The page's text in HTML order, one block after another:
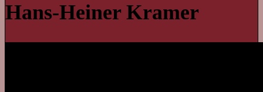
Hans-Heiner Kramer